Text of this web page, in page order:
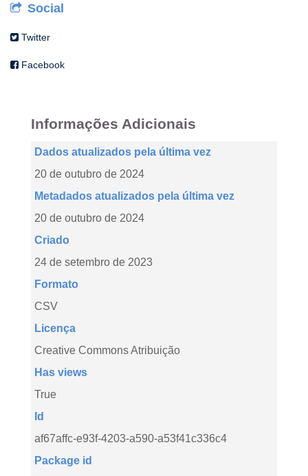
Social
Twitter
Facebook
Informações Adicionais
Dados atualizados pela última vez
20 de outubro de 2024
Metadados atualizados pela última vez
20 de outubro de 2024
Criado
24 de setembro de 2023
Formato
CSV
Licença
Creative Commons Atribuição
Has views
True
Id
af67affc-e93f-4203-a590-a53f41c336c4
Package id